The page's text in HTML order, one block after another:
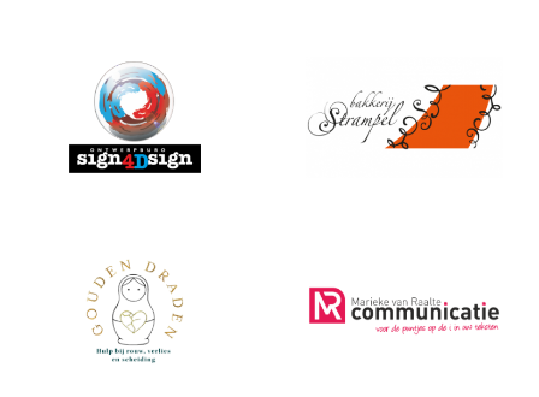
MR Communicatie
Praktijk Gouden
Draden
s4Ds strampel